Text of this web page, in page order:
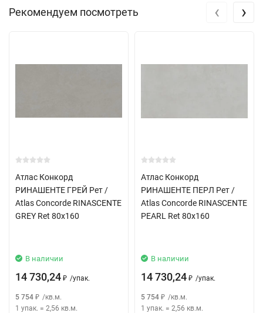
обыгрывает сложное сочетание мягкого природного камня
Рекомендуем посмотреть
Атлас Конкорд
РИНАШЕНТЕ ГРЕЙ Рет /
Atlas Concorde RINASCENTE
GREY Ret 80x160
В наличии
14 730,24 ₽ /упак.
5 754 ₽ /кв.м.
1 упак. = 2,56 кв.м.
Атлас Конкорд
РИНАШЕНТЕ ПЕРЛ Рет /
Atlas Concorde RINASCENTE
PEARL Ret 80x160
В наличии
14 730,24 ₽ /упак.
5 754 ₽ /кв.м.
1 упак. = 2,56 кв.м.
‹ ›